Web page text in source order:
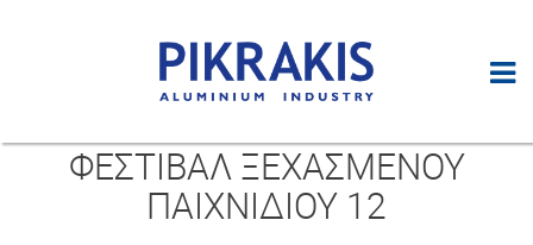
ΦΕΣΤΙΒΑΛ ΞΕΧΑΣΜΕΝΟΥ
ΠΑΙΧΝΙΔΙΟΥ 12